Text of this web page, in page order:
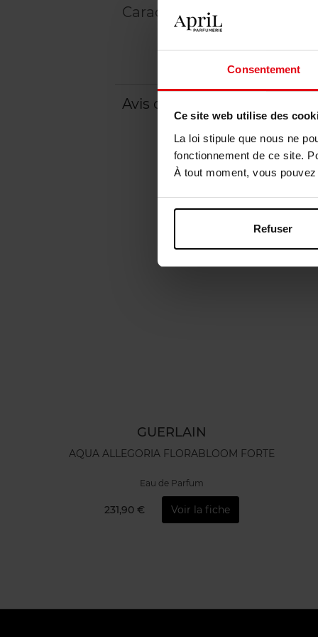
Consentement
Ce site web utilise des
La loi stipule que nous ne
fonctionnement de ce site.
À tout moment, vous
Refuser
Caractéristiques
Avis client
GUERLAIN
AQUA ALLEGORIA FLORABLOOM FORTE
Eau de Parfum
231,90 € Voir la fiche